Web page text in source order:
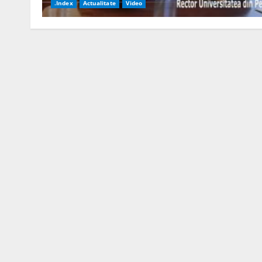
.Index Actualitate Video